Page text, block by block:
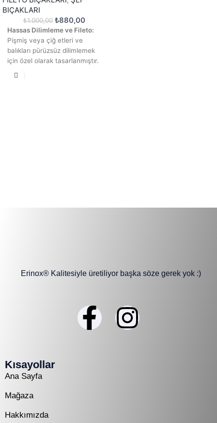
BIÇAKLARI
₺1.000,00 ₺880,00
Hassas Dilimleme ve Fileto:
Pişmiş veya çiğ etleri ve
balıkları pürüzsüz dilimlemek
için özel olarak tasarlanmıştır.
Erinox® Kalitesiyle üretiliyor başka söze gerek yok :)
Kısayollar
Ana Sayfa
Mağaza
Hakkımızda